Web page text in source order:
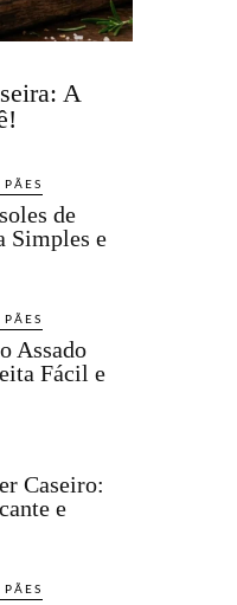
A
de
Simples e
Assado
Fácil e
Caseiro:
e